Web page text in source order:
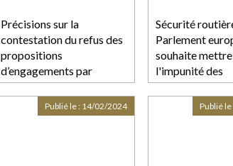
Précisions sur la
contestation du refus des
propositions
d’engagements par
l’Autorité de la
concurrence
Sécurité
Parlement
souhaite
l'impunité des
conducteurs
Publié le : 14/02/2024 Publié le